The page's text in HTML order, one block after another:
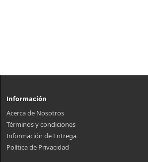
Información
Acerca de Nosotros
Términos y condiciones
Información de Entrega
Política de Privacidad